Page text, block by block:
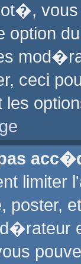
ceci
les
poster,